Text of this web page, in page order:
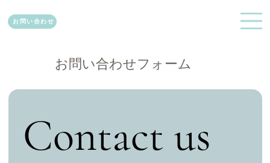
お問い合わせ
​お問い合わせフォーム
Contact us